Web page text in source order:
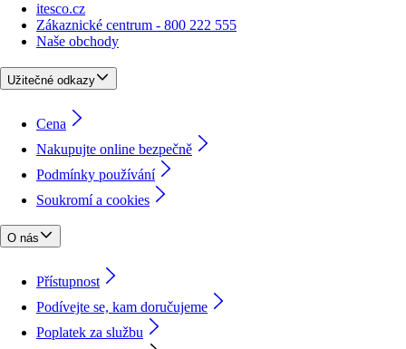
itesco.cz
Zákaznické centrum - 800 222 555
Naše obchody
Užitečné odkazy
Cena
Nakupujte online bezpečně
Podmínky používání
Soukromí a cookies
O nás
Přístupnost
Podívejte se, kam doručujeme
Poplatek za službu